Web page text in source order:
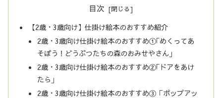
目次
【2歳・3歳向け】仕掛け絵本のおすすめ紹介
2歳・3歳向け仕掛け絵本のおすすめ①｢めくってあ
そぼう！どうぶつたちの森のおみせやさん｣
2歳・3歳向け仕掛け絵本のおすすめ②｢ドアをあけ
たら｣
2歳・3歳向け仕掛け絵本のおすすめ③「ポップアッ